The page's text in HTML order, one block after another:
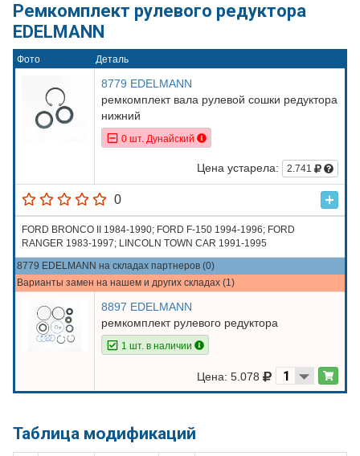
Ремкомплект рулевого редуктора
EDELMANN
Фото Деталь
8779 EDELMANN
ремкомплект вала рулевой сошки редуктора
нижний
0 шт. Дунайский
Цена устарела: 2.741
0
FORD BRONCO II 1984-1990; FORD F-150 1994-1996; FORD
RANGER 1983-1997; LINCOLN TOWN CAR 1991-1995
8779 EDELMANN на складах партнеров (0)
Варианты замен на нашем и других складах (1)
8897 EDELMANN
ремкомплект рулевого редуктора
1 шт. в наличии
Цена: 5.078
Таблица модификаций